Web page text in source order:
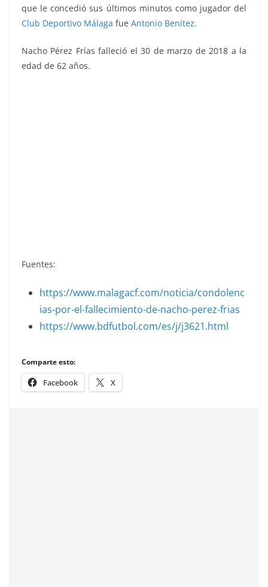
que le concedió sus últimos minutos como jugador del
Club Deportivo Málaga fue Antonio Benítez.
Nacho Pérez Frías falleció el 30 de marzo de 2018 a la
edad de 62 años.
Fuentes:
https://www.malagacf.com/noticia/condolenc
ias-por-el-fallecimiento-de-nacho-perez-frias
https://www.bdfutbol.com/es/j/j3621.html
Comparte esto:
Facebook X